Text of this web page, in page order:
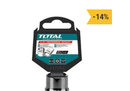
-14%